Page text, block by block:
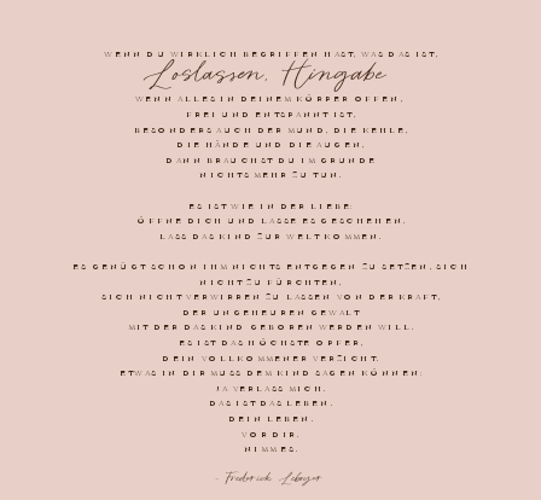
Loslassen, Hingabe
WENN DU WIRKLICH BEGRIFFEN HAST, WAS DAS IST,
WENN ALLES IN DEINEM KÖRPER OFFEN,
FREI UND ENTSPANNT IST,
BESONDERS AUCH DER MUND, DIE KEHLE,
DIE HÄNDE UND DIE AUGEN,
DANN BRAUCHST DU IM GRUNDE
NICHTS MEHR ZU TUN.
ES IST WIE IN DER LIEBE:
ÖFFNE DICH UND LASSE ES GESCHEHEN.
LASS DAS KIND ZUR WELT KOMMEN.
ES GENÜGT SCHON IHM NICHTS ENTGEGEN ZU SETZEN, SICH
NICHT ZU FÜRCHTEN,
SICH NICHT VERWIRREN ZU LASSEN VON DER KRAFT,
DER UNGEHEUREN GEWALT
MIT DER DAS KIND GEBOREN WERDEN WILL.
ES IST DAS HÖCHSTE OPFER,
DEIN VOLLKOMMENER VERZICHT.
ETWAS IN DIR MUSS DEM KIND SAGEN KÖNNEN:
JA VERLASS MICH.
DAS IST DAS LEBEN.
DEIN LEBEN.
VOR DIR.
NIMM ES.
- Frederick Leboyer